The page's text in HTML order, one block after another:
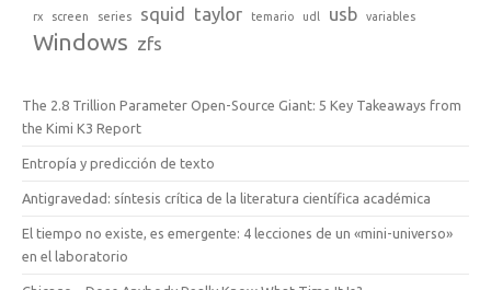
rx screen series squid taylor temario udl usb variables
Windows zfs
The 2.8 Trillion Parameter Open-Source Giant: 5 Key Takeaways from
the Kimi K3 Report
Entropía y predicción de texto
Antigravedad: síntesis crítica de la literatura científica académica
El tiempo no existe, es emergente: 4 lecciones de un «mini-universo»
en el laboratorio